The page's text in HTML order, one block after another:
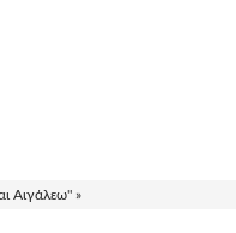
Αιγάλεω" »